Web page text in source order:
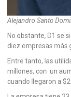
Alejandro Santo
No obstante, D1 se
diez empresas más
Entre tanto, las
millones, con un
cuando llegaron a